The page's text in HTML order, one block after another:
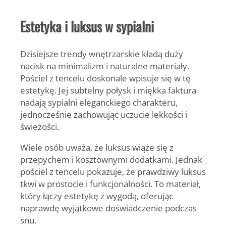
Estetyka i luksus w sypialni
Dzisiejsze trendy wnętrzarskie kładą duży
nacisk na minimalizm i naturalne materiały.
Pościel z tencelu doskonale wpisuje się w tę
estetykę. Jej subtelny połysk i miękka faktura
nadają sypialni eleganckiego charakteru,
jednocześnie zachowując uczucie lekkości i
świeżości.
Wiele osób uważa, że luksus wiąże się z
przepychem i kosztownymi dodatkami. Jednak
pościel z tencelu pokazuje, że prawdziwy luksus
tkwi w prostocie i funkcjonalności. To materiał,
który łączy estetykę z wygodą, oferując
naprawdę wyjątkowe doświadczenie podczas
snu.